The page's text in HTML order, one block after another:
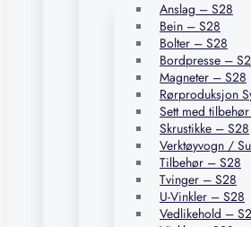
Anslag – S28
Bein – S28
Bolter – S28
Bordpresse –
Magneter – S28
Rørproduksjon
Sett med
Skrustikke – S28
Verktøyvogn /
Tilbehør – S28
Tvinger – S28
U-Vinkler – S28
Vedlikehold –